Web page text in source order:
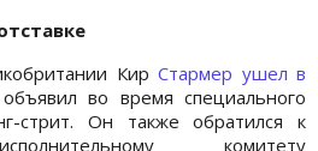
КирСтармер ушел в
во время специального
стрит. Он также обратился к
комитету